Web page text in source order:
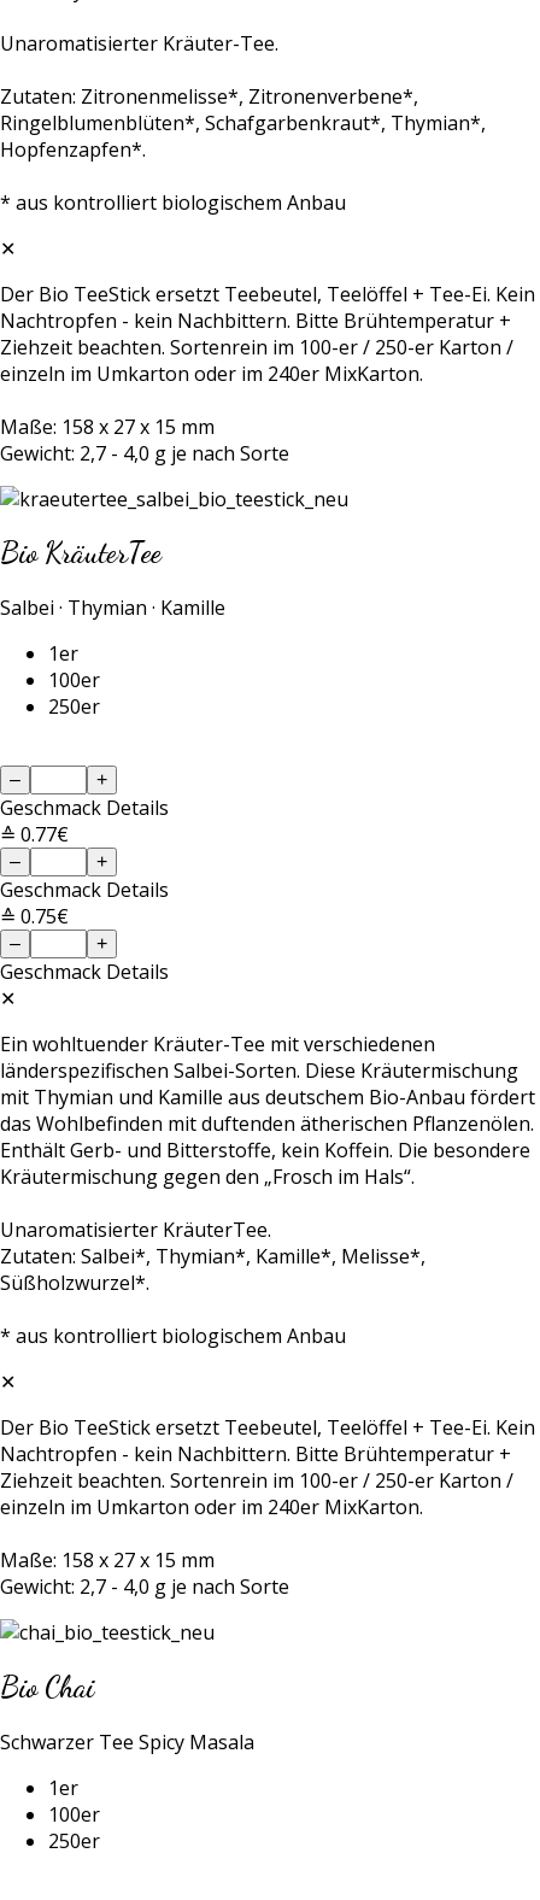
Unaromatisierter Kräuter-Tee.
Zutaten: Zitronenmelisse*, Zitronenverbene*,
Ringelblumenblüten*, Schafgarbenkraut*, Thymian*,
Hopfenzapfen*.
* aus kontrolliert biologischem Anbau
✕
Der Bio TeeStick ersetzt Teebeutel, Teelöffel + Tee-Ei. Kein
Nachtropfen - kein Nachbittern. Bitte Brühtemperatur +
Ziehzeit beachten. Sortenrein im 100-er / 250-er Karton /
einzeln im Umkarton oder im 240er MixKarton.
Maße: 158 x 27 x 15 mm
Gewicht: 2,7 - 4,0 g je nach Sorte
Bio KräuterTee
Salbei · Thymian · Kamille
1er
100er
250er
– +
Geschmack Details
≙ 0.77€
– +
Geschmack Details
≙ 0.75€
– +
Geschmack Details
✕
Ein wohltuender Kräuter-Tee mit verschiedenen
länderspezifischen Salbei-Sorten. Diese Kräutermischung
mit Thymian und Kamille aus deutschem Bio-Anbau fördert
das Wohlbefinden mit duftenden ätherischen Pflanzenölen.
Enthält Gerb- und Bitterstoffe, kein Koffein. Die besondere
Kräutermischung gegen den „Frosch im Hals“.
Unaromatisierter KräuterTee.
Zutaten: Salbei*, Thymian*, Kamille*, Melisse*,
Süßholzwurzel*.
* aus kontrolliert biologischem Anbau
✕
Der Bio TeeStick ersetzt Teebeutel, Teelöffel + Tee-Ei. Kein
Nachtropfen - kein Nachbittern. Bitte Brühtemperatur +
Ziehzeit beachten. Sortenrein im 100-er / 250-er Karton /
einzeln im Umkarton oder im 240er MixKarton.
Maße: 158 x 27 x 15 mm
Gewicht: 2,7 - 4,0 g je nach Sorte
Bio Chai
Schwarzer Tee Spicy Masala
1er
100er
250er